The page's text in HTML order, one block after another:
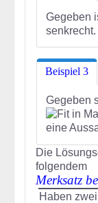
Gegeben
Beispiel 3
Gegeben
eine
Die
folgendem
Merksatz
Haben